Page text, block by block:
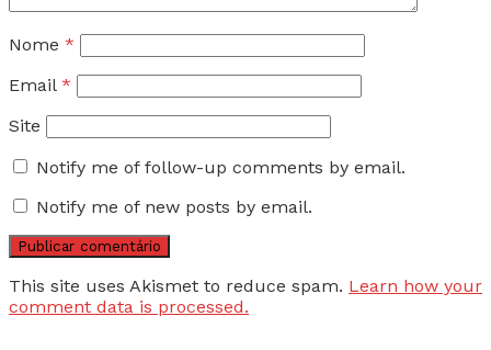
Nome *
Email *
Site
Notify me of follow-up comments by email.
Notify me of new posts by email.
This site uses Akismet to reduce spam. Learn how your
comment data is processed.